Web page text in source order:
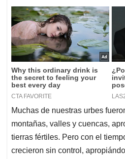
Muchas de nuestras urbes
montañas, valles y cuencas,
tierras fértiles. Pero con el
crecieron sin control,